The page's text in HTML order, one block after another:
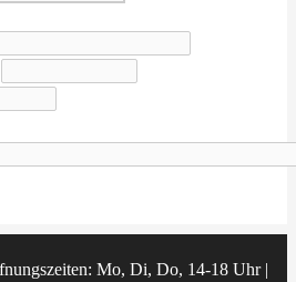
Mo, Di, Do, 14-18 Uhr |